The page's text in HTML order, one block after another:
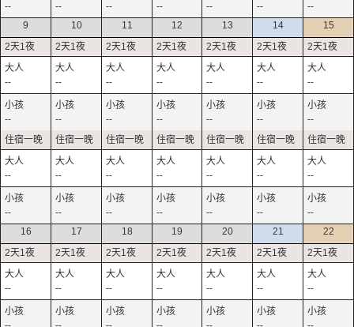
-- -- -- -- -- --
--
9
--
--
--
--
10
--
--
--
--
11
--
--
--
--
12
--
--
--
--
13
--
--
--
--
14
--
--
--
--
15
--
--
--
--
16
--
17
--
18
--
19
--
20
--
21
--
22
--